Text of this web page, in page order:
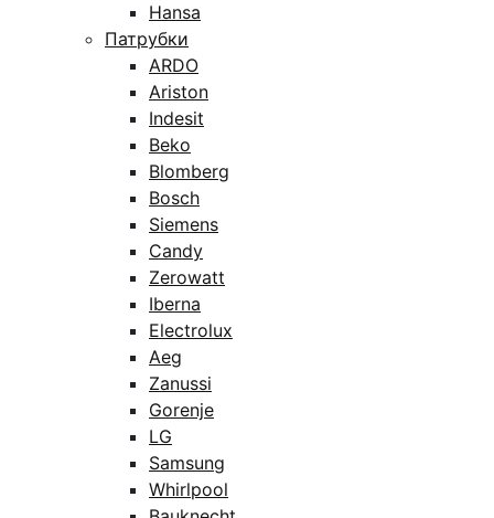
Hansa
Патрубки
ARDO
Ariston
Indesit
Beko
Blomberg
Bosch
Siemens
Candy
Zerowatt
Iberna
Electrolux
Aeg
Zanussi
Gorenje
LG
Samsung
Whirlpool